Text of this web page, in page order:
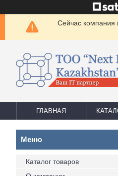
Сейчас компания
ГЛАВНАЯ
Каталог товаров